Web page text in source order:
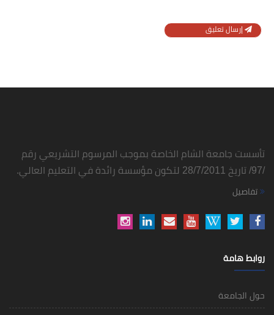
إرسال تعليق
تأسست جامعة الشام الخاصة بموجب المرسوم التشريعي رقم
/97/ تاريخ 28/7/2011 لتكون مؤسسة رائدة في التعليم العالي.
تفاصيل
روابط هامة
حول الجامعة